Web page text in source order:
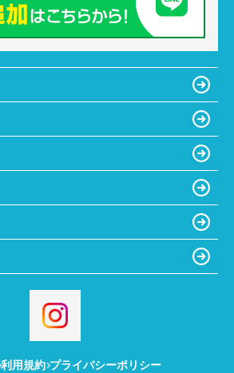
利用規約 プライバシーポリシー